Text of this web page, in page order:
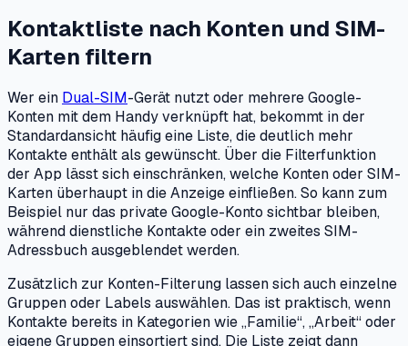
Kontaktliste nach Konten und SIM-
Karten filtern
Wer ein Dual-SIM-Gerät nutzt oder mehrere Google-
Konten mit dem Handy verknüpft hat, bekommt in der
Standardansicht häufig eine Liste, die deutlich mehr
Kontakte enthält als gewünscht. Über die Filterfunktion
der App lässt sich einschränken, welche Konten oder SIM-
Karten überhaupt in die Anzeige einfließen. So kann zum
Beispiel nur das private Google-Konto sichtbar bleiben,
während dienstliche Kontakte oder ein zweites SIM-
Adressbuch ausgeblendet werden.
Zusätzlich zur Konten-Filterung lassen sich auch einzelne
Gruppen oder Labels auswählen. Das ist praktisch, wenn
Kontakte bereits in Kategorien wie „Familie“, „Arbeit“ oder
eigene Gruppen einsortiert sind. Die Liste zeigt dann